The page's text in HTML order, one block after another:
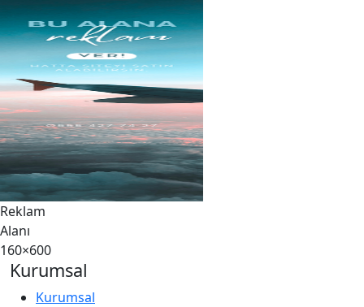
Reklam
Alanı
160×600
Kurumsal
Kurumsal